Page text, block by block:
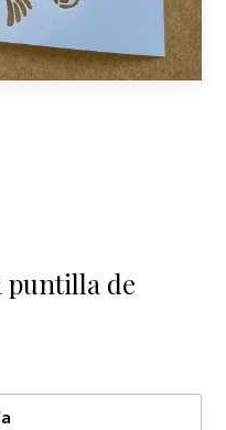
puntilla de